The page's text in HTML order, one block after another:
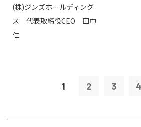
(株)ジンズホールディング
ス 代表取締役CEO 田中
仁
1 2 3 4